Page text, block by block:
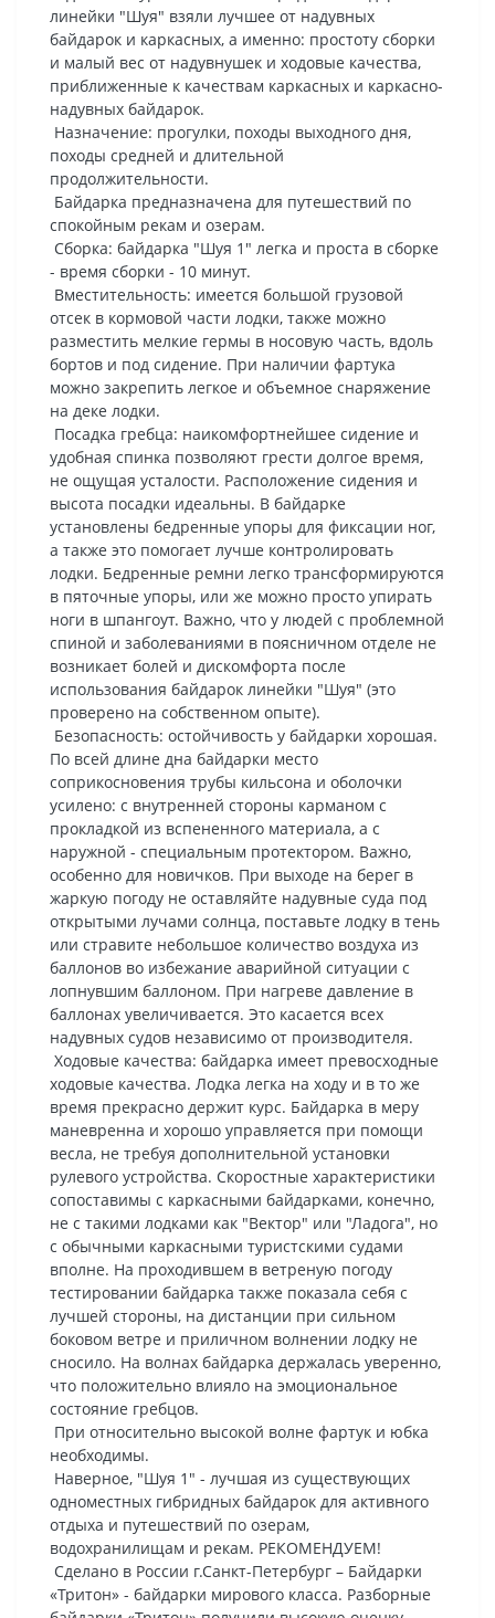
линейки "Шуя" взяли лучшее от надувных
байдарок и каркасных, а именно: простоту сборки
и малый вес от надувнушек и ходовые качества,
приближенные к качествам каркасных и каркасно-
надувных байдарок.
Назначение: прогулки, походы выходного дня,
походы средней и длительной
продолжительности.
Байдарка предназначена для путешествий по
спокойным рекам и озерам.
Сборка: байдарка "Шуя 1" легка и проста в сборке
- время сборки - 10 минут.
Вместительность: имеется большой грузовой
отсек в кормовой части лодки, также можно
разместить мелкие гермы в носовую часть, вдоль
бортов и под сидение. При наличии фартука
можно закрепить легкое и объемное снаряжение
на деке лодки.
Посадка гребца: наикомфортнейшее сидение и
удобная спинка позволяют грести долгое время,
не ощущая усталости. Расположение сидения и
высота посадки идеальны. В байдарке
установлены бедренные упоры для фиксации ног,
а также это помогает лучше контролировать
лодки. Бедренные ремни легко трансформируются
в пяточные упоры, или же можно просто упирать
ноги в шпангоут. Важно, что у людей с проблемной
спиной и заболеваниями в поясничном отделе не
возникает болей и дискомфорта после
использования байдарок линейки "Шуя" (это
проверено на собственном опыте).
Безопасность: остойчивость у байдарки хорошая.
По всей длине дна байдарки место
соприкосновения трубы кильсона и оболочки
усилено: с внутренней стороны карманом с
прокладкой из вспененного материала, а с
наружной - специальным протектором. Важно,
особенно для новичков. При выходе на берег в
жаркую погоду не оставляйте надувные суда под
открытыми лучами солнца, поставьте лодку в тень
или стравите небольшое количество воздуха из
баллонов во избежание аварийной ситуации с
лопнувшим баллоном. При нагреве давление в
баллонах увеличивается. Это касается всех
надувных судов независимо от производителя.
Ходовые качества: байдарка имеет превосходные
ходовые качества. Лодка легка на ходу и в то же
время прекрасно держит курс. Байдарка в меру
маневренна и хорошо управляется при помощи
весла, не требуя дополнительной установки
рулевого устройства. Скоростные характеристики
сопоставимы с каркасными байдарками, конечно,
не с такими лодками как "Вектор" или "Ладога", но
с обычными каркасными туристскими судами
вполне. На проходившем в ветреную погоду
тестировании байдарка также показала себя с
лучшей стороны, на дистанции при сильном
боковом ветре и приличном волнении лодку не
сносило. На волнах байдарка держалась уверенно,
что положительно влияло на эмоциональное
состояние гребцов.
При относительно высокой волне фартук и юбка
необходимы.
Наверное, "Шуя 1" - лучшая из существующих
одноместных гибридных байдарок для активного
отдыха и путешествий по озерам,
водохранилищам и рекам. РЕКОМЕНДУЕМ!
Сделано в России г.Санкт-Петербург – Байдарки
«Тритон» - байдарки мирового класса. Разборные